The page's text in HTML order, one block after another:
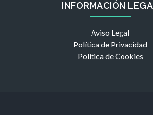
INFORMACIÓN
Aviso Legal
Política de Privacidad
Política de Cookies